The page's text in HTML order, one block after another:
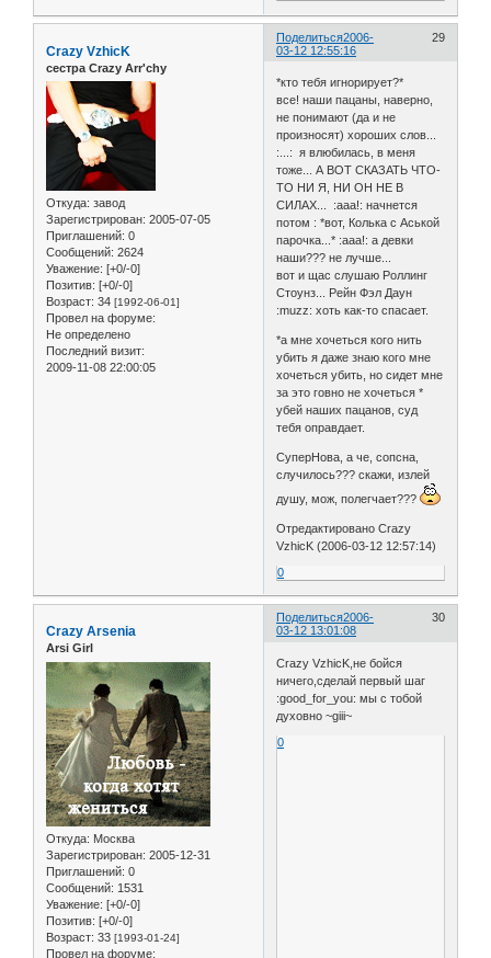
Поделиться 29
2006-
03-12 12:55:16
Crazy VzhicK
сестра Crazy Arr'chy
Откуда: завод
Зарегистрирован: 2005-07-05
Приглашений: 0
Сообщений: 2624
Уважение: [+0/-0]
Позитив: [+0/-0]
Возраст: 34 [1992-06-01]
Провел на форуме:
Не определено
Последний визит:
2009-11-08 22:00:05
*кто тебя игнорирует?*
все! наши пацаны, наверно,
не понимают (да и не
произносят) хороших слов...
:...: я влюбилась, в меня
тоже... А ВОТ СКАЗАТЬ ЧТО-
ТО НИ Я, НИ ОН НЕ В
СИЛАХ... :aaa!: начнется
потом : *вот, Колька с Аськой
парочка...* :aaa!: а девки
наши??? не лучше...
вот и щас слушаю Роллинг
Стоунз... Рейн Фэл Даун
:muzz: хоть как-то спасает.
*а мне хочеться кого нить
убить я даже знаю кого мне
хочеться убить, но сидет мне
за это говно не хочеться *
убей наших пацанов, суд
тебя оправдает.
СуперНова, а че, сопсна,
случилось??? скажи, излей
душу, мож, полегчает???
Отредактировано Crazy
VzhicK (2006-03-12 12:57:14)
0
Поделиться 30
2006-
03-12 13:01:08
Crazy Arsenia
Arsi Girl
Откуда: Москва
Зарегистрирован: 2005-12-31
Приглашений: 0
Сообщений: 1531
Уважение: [+0/-0]
Позитив: [+0/-0]
Возраст: 33 [1993-01-24]
Провел на форуме:
Crazy VzhicK,не бойся
ничего,сделай первый шаг
:good_for_you: мы с тобой
духовно ~giii~
0